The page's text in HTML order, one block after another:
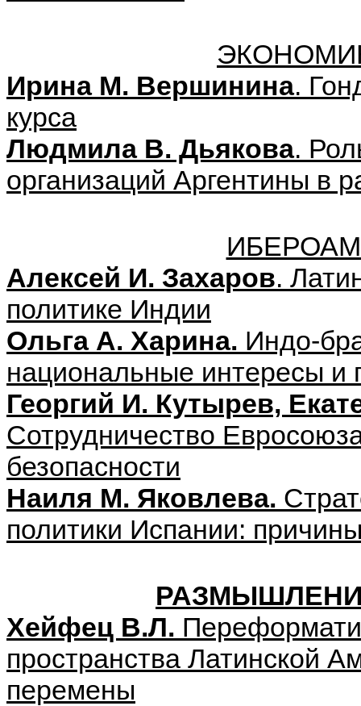
Ирина М. Вершинина.
курса
Людмила В. Дьякова.
организаций Аргентины в
Алексей И. Захаров.
политике Индии
Ольга А. Харина. Индо-
национальные интересы и
Георгий И. Кутырев,
Сотрудничество
безопасности
Наиля М. Яковлева.
политики Испании:
Хейфец В.Л.
пространства Латинской
перемены